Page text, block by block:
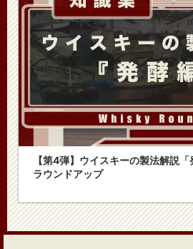
【第4弾】ウイスキーの製法解説
ラウンドアップ